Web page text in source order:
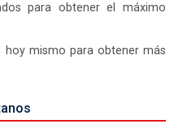
para obtener el máximo
mismo para obtener más